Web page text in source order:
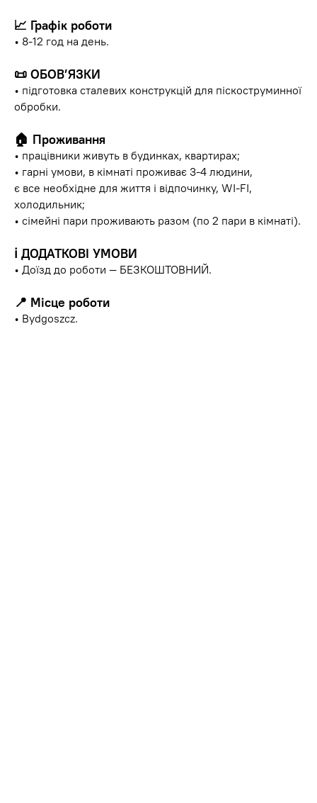
📈 Графік роботи
• 8-12 год на день.
📜 ОБОВ’ЯЗКИ
• підготовка сталевих конструкцій для піскоструминної
обробки.
🏠 Проживання
• працівники живуть в будинках, квартирах;
• гарні умови, в кімнаті проживає 3-4 людини,
є все необхідне для життя і відпочинку, WI-FI,
холодильник;
• сімейні пари проживають разом (по 2 пари в кімнаті).
ℹ️ ДОДАТКОВІ УМОВИ
• Доїзд до роботи — БЕЗКОШТОВНИЙ.
📍 Місце роботи
• Bydgoszcz.